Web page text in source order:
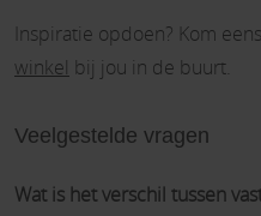
Inspiratie opdoen? Kom
winkel bij jou in de buurt.
Veelgestelde vragen
Wat is het verschil tussen